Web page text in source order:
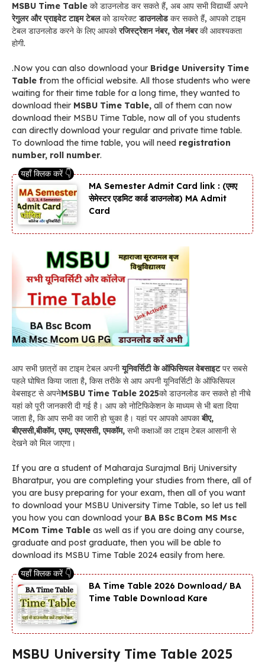
MSBU Time Table को डाउनलोड कर सकते हैं, अब आप सभी विद्यार्थी अपने
रेगुलर और प्राइवेट टाइम टेबलको डायरेक्टडाउनलोडकर सकते हैं, आपको टाइम
टेबल डाउनलोड करने के लिए आपकोरजिस्ट्रेशन नंबर, रोल नंबरकी आवश्यकता
होगी.
.Now you can also download your Bridge University Time
Table from the official website. All those students who were
waiting for their time table for a long time, they wanted to
download their MSBU Time Table, all of them can now
download their MSBU Time Table, now all of you students
can directly download your regular and private time table.
To download the time table, you will need registration
number, roll number.
MA Semester Admit Card link : (एमए
सेमेस्टर एडमिट कार्ड डाउनलोड) MA Admit
Card
आप सभी छात्रों का टाइम टेबल अपनीयूनिवर्सिटी के ऑफिसियल वेबसाइटपर सबसे
पहले घोषित किया जाता है, किस तरीके से आप अपनी यूनिवर्सिटी के ऑफिसियल
वेबसाइट से अपनेMSBU Time Table 2025को डाउनलोड कर सकते हो नीचे
यहां को पूरी जानकारी दी गई है। आप को नोटिफिकेशन के माध्यम से भी बता दिया
जाता है, कि आप सभी काजारी हो चुका है। यहां पर आपको आपकाबीए,
बीएससी,बीकॉम, एमए, एमएससी, एमकॉम, सभी कक्षाओं का टाइम टेबल आसानी से
देखने को मिल जाएगा।
If you are a student of Maharaja Surajmal Brij University
Bharatpur, you are completing your studies from there, all of
you are busy preparing for your exam, then all of you want
to download your MSBU University Time Table, so let us tell
you how you can download your BA BSc BCom MS Msc
MCom Time Table as well as if you are doing any course,
graduate and post graduate, then you will be able to
download its MSBU Time Table 2024 easily from here.
BA Time Table 2026 Download/ BA
Time Table Download Kare
MSBU University Time Table 2025